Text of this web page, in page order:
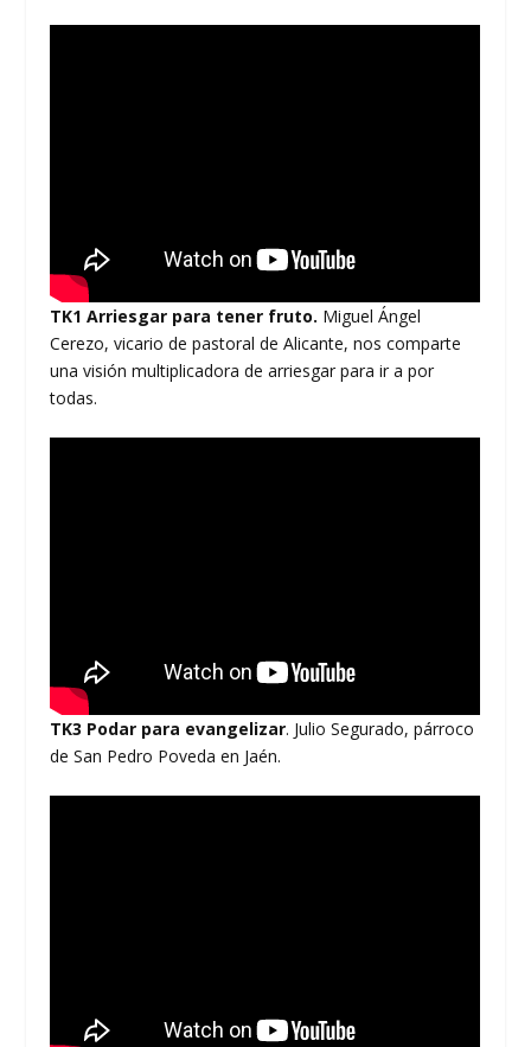
TK1 Arriesgar para tener fruto. Miguel Ángel
Cerezo, vicario de pastoral de Alicante, nos comparte
una visión multiplicadora de arriesgar para ir a por
todas.
TK3 Podar para evangelizar. Julio Segurado, párroco
de San Pedro Poveda en Jaén.